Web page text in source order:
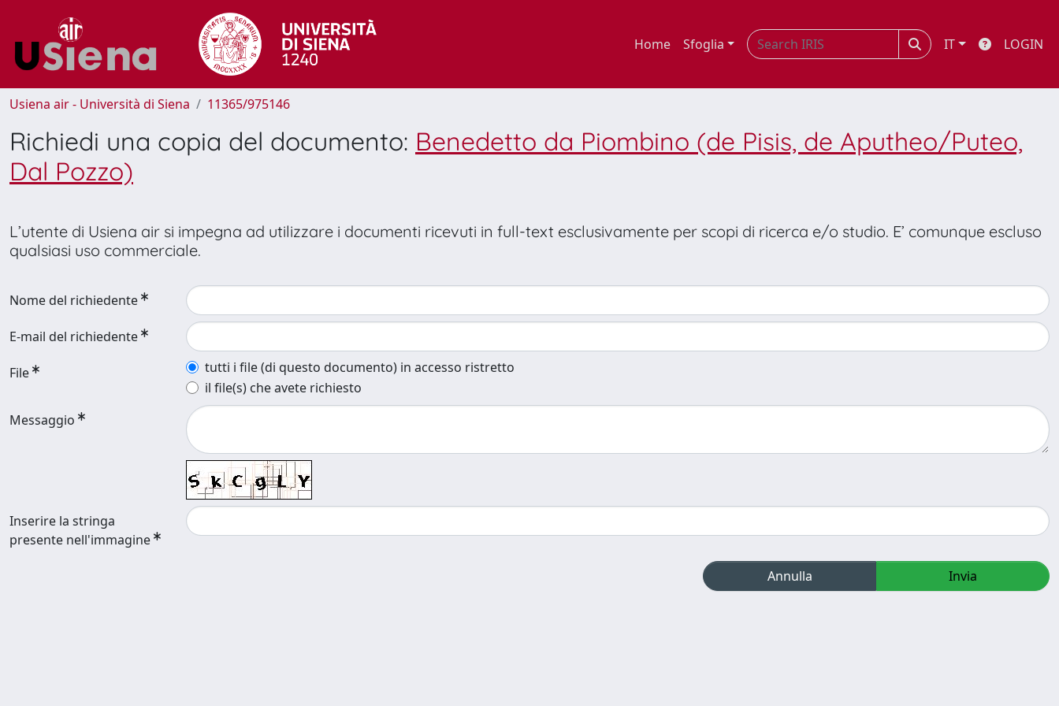
Home Sfoglia IT LOGIN
Usiena air - Università di Siena 11365/975146
Richiedi una copia del documento: Benedetto da Piombino (de Pisis, de Aputheo/Puteo,
Dal Pozzo)
L’utente di Usiena air si impegna ad utilizzare i documenti ricevuti in full-text esclusivamente per scopi di ricerca e/o studio. E’ comunque escluso
qualsiasi uso commerciale.
Nome del richiedente
E-mail del richiedente
File
tutti i file (di questo documento) in accesso ristretto
il file(s) che avete richiesto
Messaggio
Inserire la stringa
presente nell'immagine
Annulla Invia